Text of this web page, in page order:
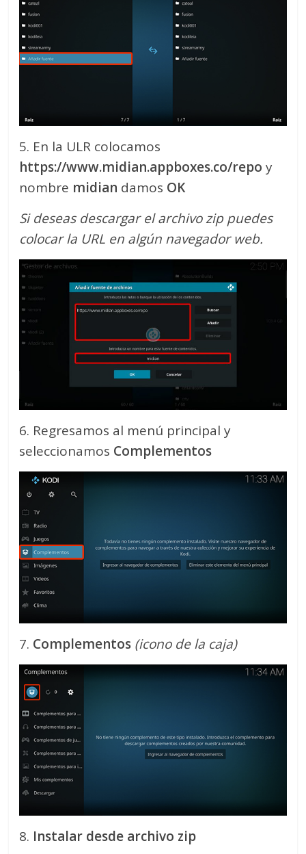
5. En la ULR colocamos
https://www.midian.appboxes.co/repo y
nombre midian damos OK
Si deseas descargar el archivo zip puedes
colocar la URL en algún navegador web.
6. Regresamos al menú principal y
seleccionamos Complementos
7. Complementos (icono de la caja)
8. Instalar desde archivo zip